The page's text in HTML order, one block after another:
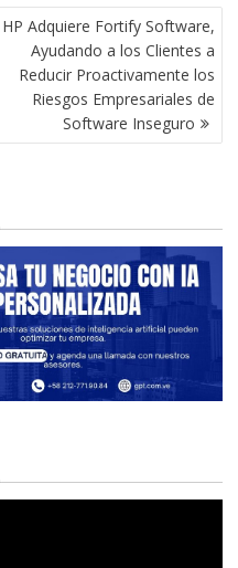
HP Adquiere Fortify Software,
Ayudando a los Clientes a
Reducir Proactivamente los
Riesgos Empresariales de
Software Inseguro